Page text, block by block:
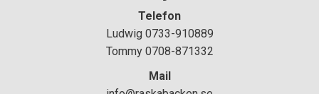
Telefon
Ludwig 0733-910889
Tommy 0708-871332
Mail